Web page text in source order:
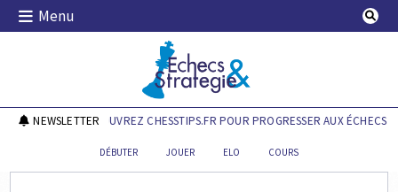
Skip
Menu
Echecs & Stratégie
NEWSLETTERDÉCOUVREZ CHESSTIPS.FR POUR PROGRESSER AUX ÉCHECS !
DÉBUTER JOUER ELO COURS